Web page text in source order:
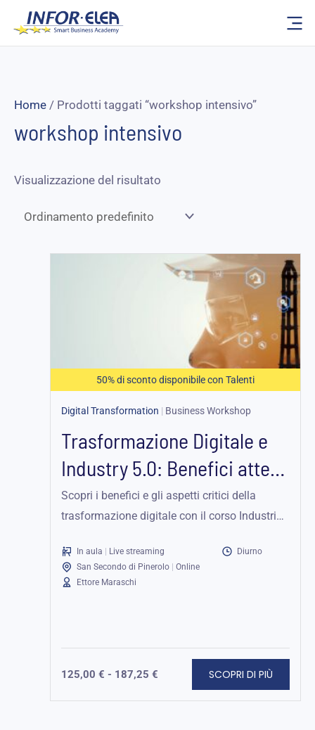
Home / Prodotti taggati “workshop intensivo”
workshop intensivo
Visualizzazione del risultato
50% di sconto disponibile con Talenti
Digital Transformation | Business Workshop
Trasformazione Digitale e
Industry 5.0: Benefici attesi
e aspetti critici...
Scopri i benefici e gli aspetti critici della
trasformazione digitale con il corso Industria
nell'era digitale.
In aula Live streaming
Diurno
San Secondo di Pinerolo
Online
Ettore Maraschi
125,00 € - 187,25 €
Fascia
187,25 €
SCOPRI DI PIÙ